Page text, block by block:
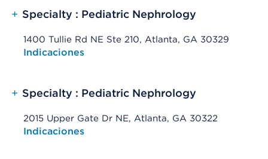
+ Specialty : Pediatric Nephrology
1400 Tullie Rd NE Ste 210, Atlanta, GA 30329
Opens native map application on mobile devices
Indicaciones
+ Specialty : Pediatric Nephrology
2015 Upper Gate Dr NE, Atlanta, GA 30322
Opens native map application on mobile devices
Indicaciones